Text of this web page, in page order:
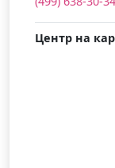
Центр на